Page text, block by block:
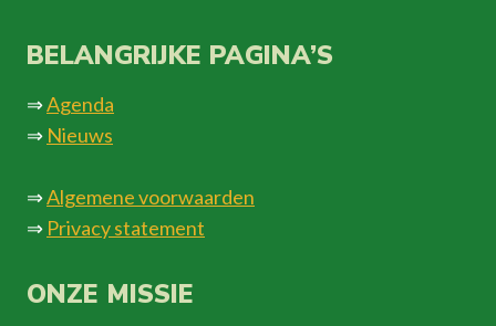
BELANGRIJKE PAGINA’S
⇒Agenda
⇒ Nieuws
⇒Algemene voorwaarden
⇒ Privacy statement
ONZE MISSIE